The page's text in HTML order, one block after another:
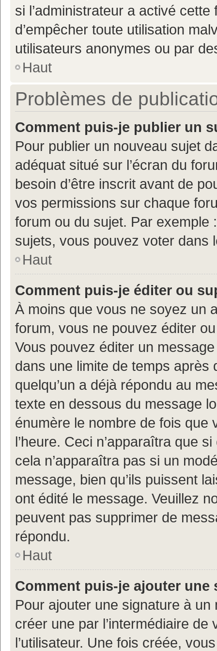
si l’administrateur a activé
d’empêcher toute utilisation
utilisateurs anonymes ou par
Haut
Problèmes de
Comment puis-je publier un
Pour publier un nouveau sujet
adéquat situé sur l’écran du
besoin d’être inscrit avant de
vos permissions sur chaque
forum ou du sujet. Par
sujets, vous pouvez voter dans
Haut
Comment puis-je éditer ou
À moins que vous ne soyez un
forum, vous ne pouvez éditer
Vous pouvez éditer un
dans une limite de temps après
quelqu’un a déjà répondu au
texte en dessous du message
énumère le nombre de fois que
l’heure. Ceci n’apparaîtra que
cela n’apparaîtra pas si un
message, bien qu’ils puissent
ont édité le message. Veuillez
peuvent pas supprimer de
répondu.
Haut
Comment puis-je ajouter une
Pour ajouter une signature à
créer une par l’intermédiaire
l’utilisateur. Une fois créée,